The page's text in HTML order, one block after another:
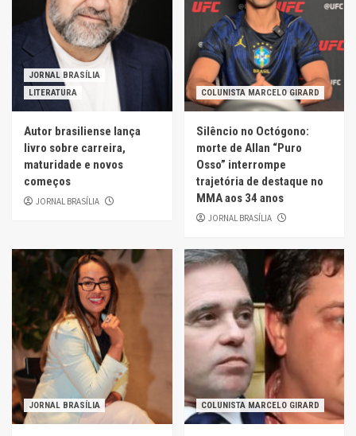
JORNAL BRASÍLIA
LITERATURA
Autor brasiliense lança
livro sobre carreira,
maturidade e novos
começos
JORNAL BRASÍLIA
COLUNISTA MARCELO GIRARD
Silêncio no Octógono:
morte de Allan “Puro
Osso” interrompe
trajetória de destaque no
MMA aos 34 anos
JORNAL BRASÍLIA
JORNAL BRASÍLIA COLUNISTA MARCELO GIRARD